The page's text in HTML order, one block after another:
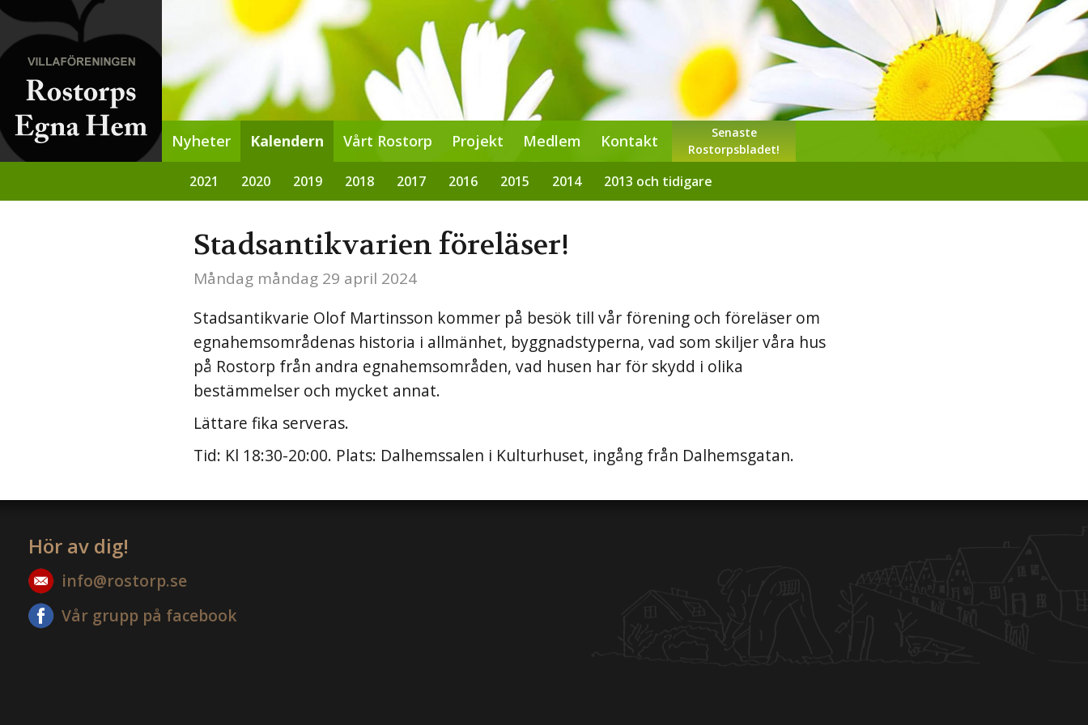
Nyheter Kalendern Vårt Rostorp Projekt Medlem Kontakt
Senaste
Rostorpsbladet!
2021 2020 2019 2018 2017 2016 2015 2014 2013 och tidigare
Stadsantikvarien föreläser!
Måndag måndag 29 april 2024
Stadsantikvarie Olof Martinsson kommer på besök till vår förening och föreläser om
egnahemsområdenas historia i allmänhet, byggnadstyperna, vad som skiljer våra hus
på Rostorp från andra egnahemsområden, vad husen har för skydd i olika
bestämmelser och mycket annat.
Lättare fika serveras.
Tid: Kl 18:30-20:00. Plats: Dalhemssalen i Kulturhuset, ingång från Dalhemsgatan.
Hör av dig!
info@rostorp.se
Vår grupp på facebook